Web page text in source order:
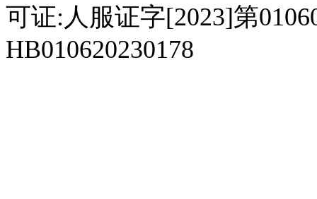
可证:人服证字[2023]第
HB010620230178